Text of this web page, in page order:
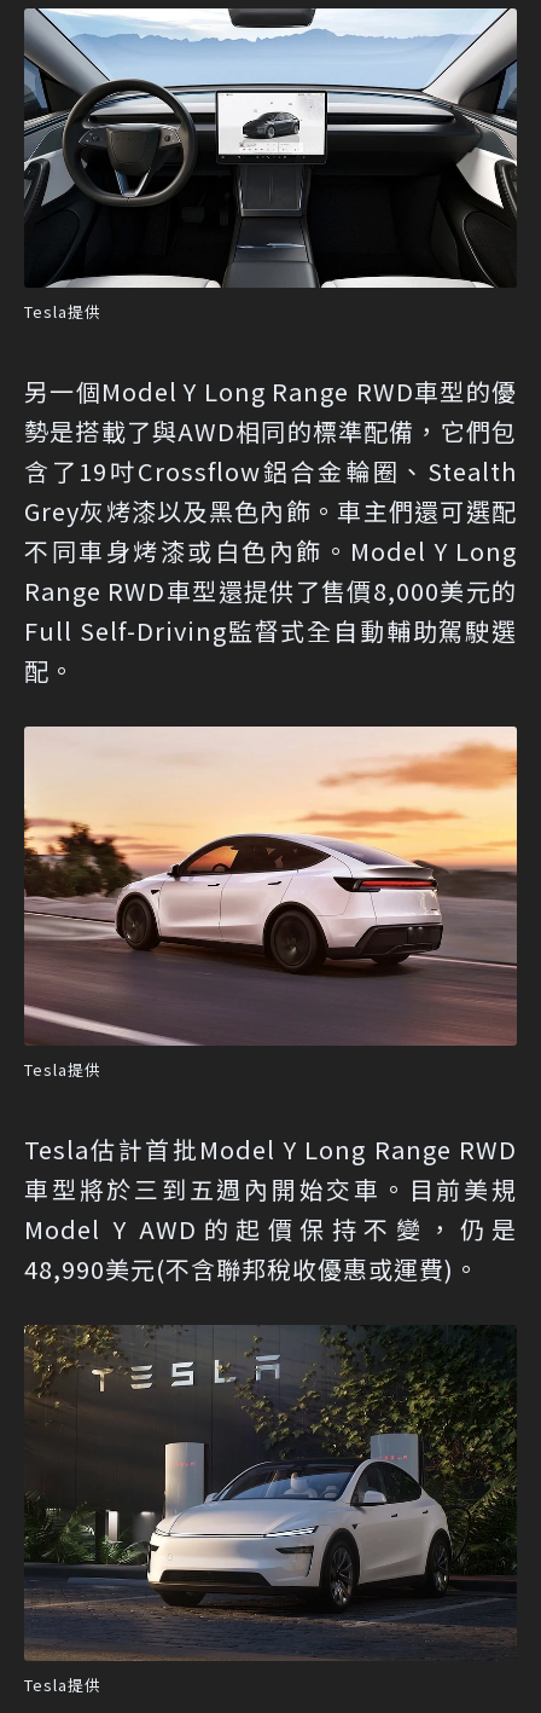
Tesla提供
另一個Model Y Long Range RWD車型的優
勢是搭載了與AWD相同的標準配備，它們包
含了19吋Crossflow鋁合金輪圈、Stealth
Grey灰烤漆以及黑色內飾。車主們還可選配
不同車身烤漆或白色內飾。Model Y Long
Range RWD車型還提供了售價8,000美元的
Full Self-Driving監督式全自動輔助駕駛選
配。
Tesla提供
Tesla估計首批Model Y Long Range RWD
車型將於三到五週內開始交車。目前美規
Model Y AWD的起價保持不變，仍是
48,990美元(不含聯邦稅收優惠或運費)。
Tesla提供